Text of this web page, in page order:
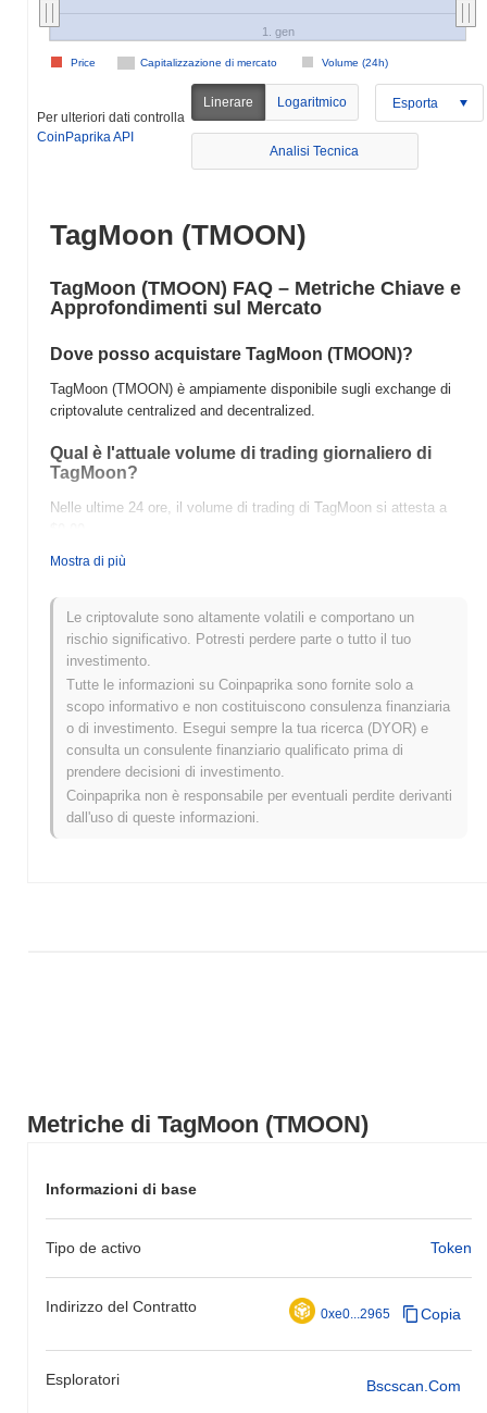
Metriche di TagMoon (TMOON)
Informazioni di base
Tipo de activo Token
Indirizzo del Contratto 0xe0...2965 Copia
Esploratori Bscscan.com
Capitalizzazione di mercato Volume (24h)
Price
1. gen
Per ulteriori dati controlla
CoinPaprika API
Linerare Logaritmico Esporta
Analisi Tecnica
TagMoon (TMOON)
TagMoon (TMOON) FAQ – Metriche Chiave e
Approfondimenti sul Mercato
Dove posso acquistare TagMoon (TMOON)?
TagMoon (TMOON) è ampiamente disponibile sugli exchange di
criptovalute centralized and decentralized.
Qual è l'attuale volume di trading giornaliero di
TagMoon?
Nelle ultime 24 ore, il volume di trading di TagMoon si attesta a
Qual è lo storico della fascia di prezzo di
Massimo Storico (ATH):$0.002129
Minimo Storico (ATL): $0.00
TagMoon è attualmente scambiato ~99.78% al di sotto del suo
ATH .
Come si sta comportando TagMoon rispetto al
mercato crypto più ampio?
Negli ultimi 7 giorni, TagMoon ha guadagnato
sottoperformando il mercato crypto complessivo che ha registrato
Mostra di più
Le criptovalute sono altamente volatili e comportano un
rischio significativo. Potresti perdere parte o tutto il tuo
investimento.
Tutte le informazioni su Coinpaprika sono fornite solo a
scopo informativo e non costituiscono consulenza finanziaria
o di investimento. Esegui sempre la tua ricerca (DYOR) e
consulta un consulente finanziario qualificato prima di
prendere decisioni di investimento.
Coinpaprika non è responsabile per eventuali perdite derivanti
dall'uso di queste informazioni.